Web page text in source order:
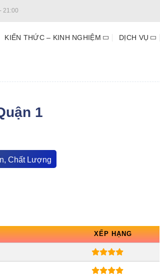
21:00
KIẾN THỨC – KINH NGHIỆM DỊCH VỤ
1
Chất Lượng
XẾP HẠNG